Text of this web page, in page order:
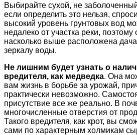
Выбирайте сухой, не
если определить это нельзя,
высокий уровень грунтовых вод
недалеко от участка реки,
насколько выше расположена
зеркалу воды.
Не лишним будет узнать о
вредителя, как медведка. Она
вам жизнь в борьбе за урожай,
практически невозможно.
присутствие все же реально. В
многочисленные отверстия от
Такого вредителя, как крот, вы
сами по характерным холмикам